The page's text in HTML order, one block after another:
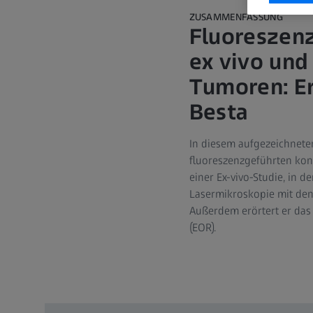
ZUSAMMENFASSUNG
ex vivo
Tumoren:
Besta
In diesem
fluoreszenzgeführten
einer Ex-vivo-Studie, in
Lasermikroskopie mit
Außerdem erörtert er
(EOR).